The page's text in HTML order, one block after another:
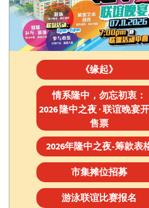
《缘起》
情系隆中，勿忘初衷：
2026 隆中之夜 · 联谊晚宴
售票
2026年隆中之夜-筹款表
市集摊位招募
游泳联谊比赛报名